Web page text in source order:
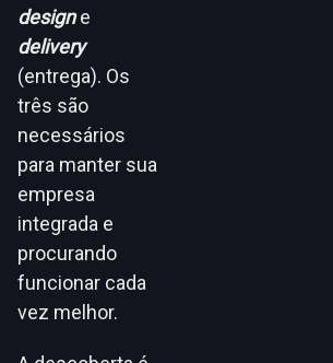
designe
delivery
(entrega). Os
três são
necessários
para manter sua
empresa
integrada e
procurando
funcionar cada
vez melhor.